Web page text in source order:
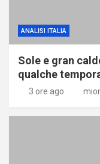
ANALISI ITALIA
Sole e gran
qualche
3 ore ago